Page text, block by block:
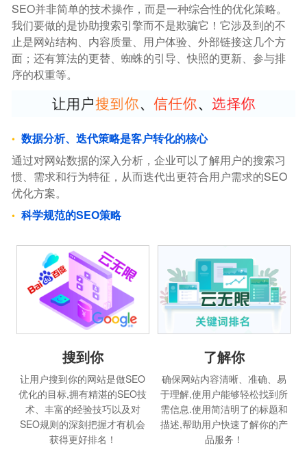
SEO并非简单的技术操作，而是一种综合性的优化策略。
我们要做的是协助搜索引擎而不是欺骗它！它涉及到的不
止是网站结构、内容质量、用户体验、外部链接这几个方
面；还有算法的更替、蜘蛛的引导、快照的更新、参与排
序的权重等。
数据分析、迭代策略是客户转化的核心
通过对网站数据的深入分析，企业可以了解用户的搜索习
惯、需求和行为特征，从而迭代出更符合用户需求的SEO
优化方案。
科学规范的SEO策略
搜到你
让用户搜到你的网站是做SEO
优化的目标,拥有精湛的SEO技
术、丰富的经验技巧以及对
SEO规则的深刻把握才有机会
获得更好排名！
了解你
确保网站内容清晰、准确、易
于理解,使用户能够轻松找到所
需信息.使用简洁明了的标题和
描述,帮助用户快速了解你的产
品服务！